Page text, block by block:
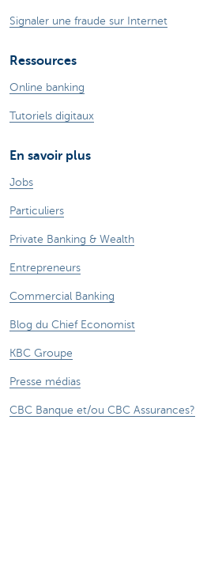
Signaler une fraude sur Internet
Ressources
Online banking
Tutoriels digitaux
En savoir plus
Jobs
Particuliers
Private Banking & Wealth
Entrepreneurs
Commercial Banking
Blog du Chief Economist
KBC Groupe
Presse médias
CBC Banque et/ou CBC Assurances?